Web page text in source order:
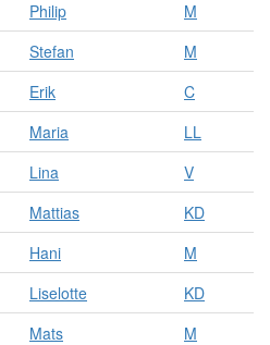
Philip
M
Stefan
M
Erik
C
Maria
LL
Lina
V
Mattias
KD
Hani
M
Liselotte
KD
Mats
M